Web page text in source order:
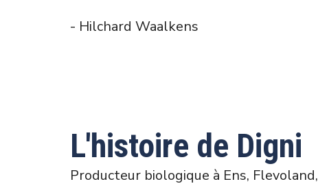
- Hilchard Waalkens
L'histoire de Digni
Producteur biologique à Ens, Flevoland,